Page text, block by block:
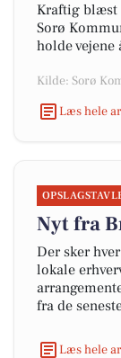
Kraftig blæst
Sorø
holde vejene
Kilde: Sorø
Læs hele
Nyt fra
Der sker
lokale
fra de
Læs hele